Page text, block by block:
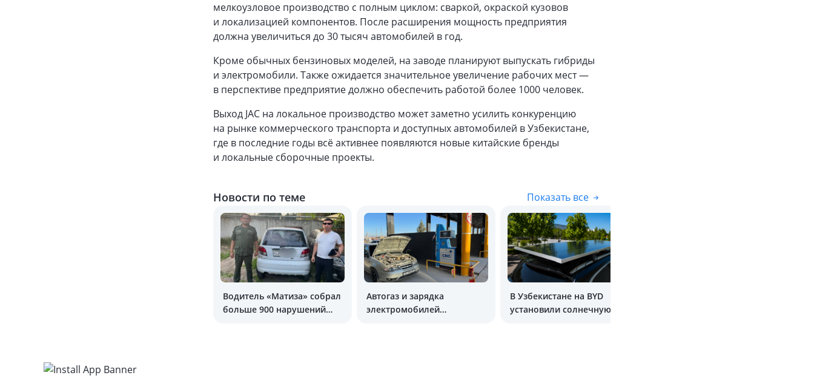
мелкоузловое производство с полным циклом: сваркой, окраской кузовов
и локализацией компонентов. После расширения мощность предприятия
должна увеличиться до 30 тысяч автомобилей в год.
Кроме обычных бензиновых моделей, на заводе планируют выпускать гибриды
и электромобили. Также ожидается значительное увеличение рабочих мест —
в перспективе предприятие должно обеспечить работой более 1000 человек.
Выход JAC на локальное производство может заметно усилить конкуренцию
на рынке коммерческого транспорта и доступных автомобилей в Узбекистане,
где в последние годы всё активнее появляются новые китайские бренды
и локальные сборочные проекты.
Новости по теме Показать все
Водитель «Матиза» собрал
больше 900 нарушений
Автогаз и зарядка
электромобилей
В Узбекистане на BYD
установили солнечную